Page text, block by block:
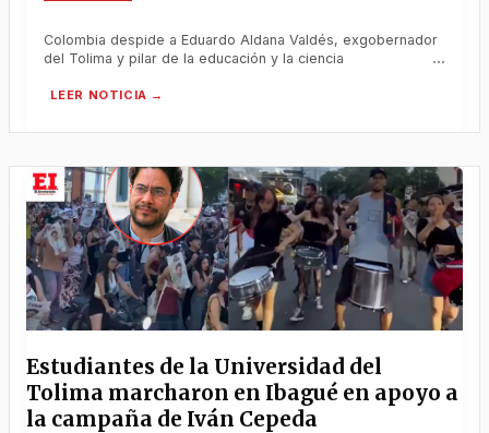
Colombia despide a Eduardo Aldana Valdés, exgobernador
del Tolima y pilar de la educación y la ciencia
Estudiantes de la Universidad del
Tolima marcharon en Ibagué en apoyo a
la campaña de Iván Cepeda